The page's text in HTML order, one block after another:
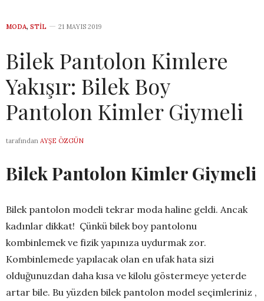
MODA, STIL 21 MAYIS 2019
Bilek Pantolon Kimlere
Yakışır: Bilek Boy
Pantolon Kimler Giymeli
tarafından AYŞE ÖZGÜN
Bilek Pantolon Kimler Giymeli
Bilek pantolon modeli tekrar moda haline geldi. Ancak
kadınlar dikkat! Çünkü bilek boy pantolonu
kombinlemek ve fizik yapınıza uydurmak zor.
Kombinlemede yapılacak olan en ufak hata sizi
olduğunuzdan daha kısa ve kilolu göstermeye yeterde
artar bile. Bu yüzden bilek pantolon model seçimleriniz ,